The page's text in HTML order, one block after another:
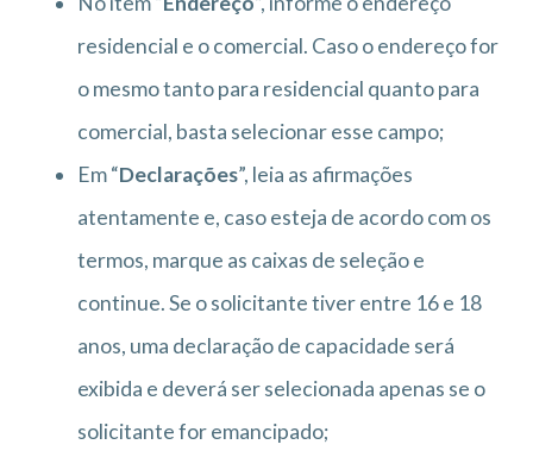
residencial e o comercial. Caso o endereço for
o mesmo tanto para residencial quanto para
comercial, basta selecionar esse campo;
Em “Declarações”, leia as afirmações
atentamente e, caso esteja de acordo com os
termos, marque as caixas de seleção e
continue. Se o solicitante tiver entre 16 e 18
anos, uma declaração de capacidade será
exibida e deverá ser selecionada apenas se o
solicitante for emancipado;